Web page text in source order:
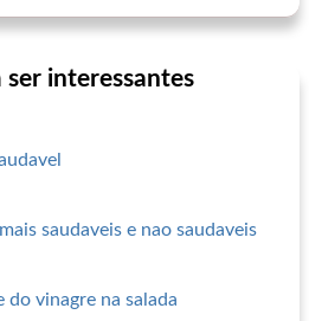
ser interessantes
saudaveis e nao saudaveis
do vinagre na salada